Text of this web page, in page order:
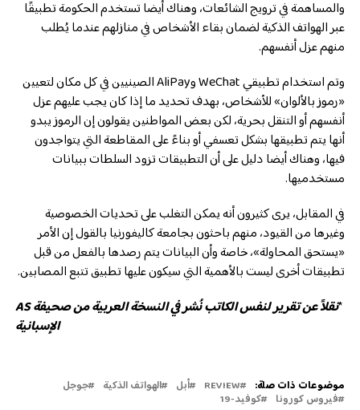
والمساهمة في ترويج الشائعات، وهناك أيضا تستخدم الحكومة تطبيقًا
عبر الهواتف الذكية لضمان بقاء الأشخاص في منازلهم عندما يُطلب
منهم عزل أنفسهم.
وتم استخدام تطبيقي WeChat وAliPay الصينيين في كل مكان لتعيين
«رموز بالألوان» للأشخاص، بهدف تحديد ما إذا كان يجب عليهم عزل
أنفسهم أو التنقل بحرية، لكن بعض المواطنين يقولون إن الرموز يبدو
أنها يتم تطبيقها بشكل تعسفي أو بناءً على المقاطعة التي يتواجدون
فيها، وهناك أيضا دليل على أن التطبيقات تزود السلطات ببيانات
مستخدميها.
في المقابل، يرى كثيرون أنه يمكن التغلب على تحديات الخصوصية
وغيرها من القيود، منهم باحثون بجامعة كاليفورنيا بالقول إن الأمر
«يستحق المحاولة»، خاصة وأن البيانات يتم رصدها بالفعل من قبل
تطبيقات أخرى ليست بالأهمية التي سيكون عليها تطبيق تتبع المصابين.
*
نقلاً عن تقرير لنفس الكاتب نُشر في النسخة العربية من صحيفة AS
الإسبانية
موضوعات ذات صلة: REVIEW أبل الهواتف الذكية جوجل
فيروس كورونا كوفيد-19